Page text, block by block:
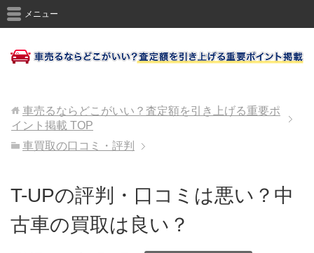
メニュー
車売るならどこがいい？査定額を引き上げる重要ポ
イント掲載 TOP
車買取の口コミ・評判
T-UPの評判・口コミは悪い？中
古車の買取は良い？